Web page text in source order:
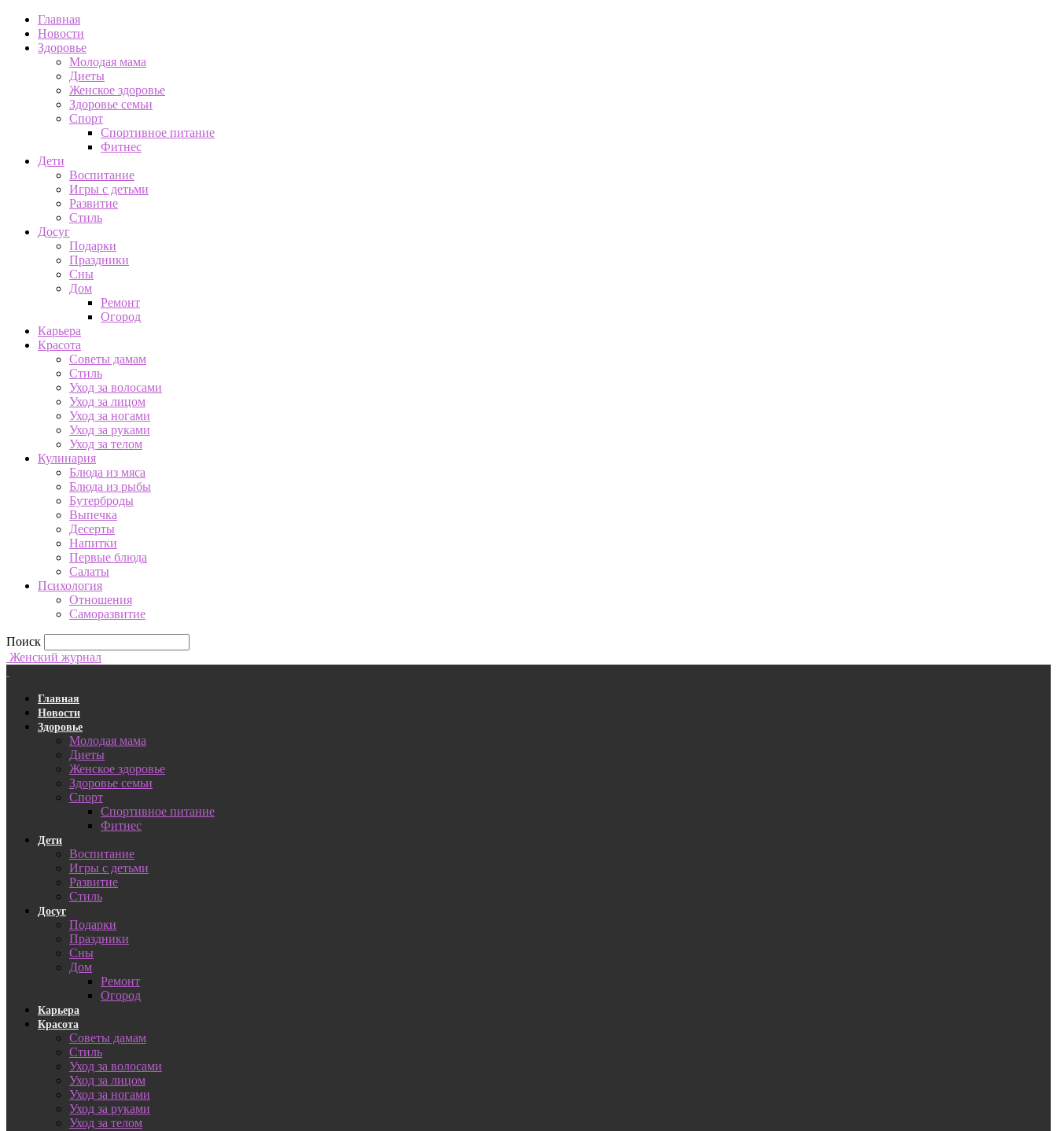
Главная
Новости
Здоровье
Молодая мама
Диеты
Женское здоровье
Здоровье семьи
Спорт
Спортивное питание
Фитнес
Дети
Воспитание
Игры с детьми
Развитие
Стиль
Досуг
Подарки
Праздники
Сны
Дом
Ремонт
Огород
Карьера
Красота
Советы дамам
Стиль
Уход за волосами
Уход за лицом
Уход за ногами
Уход за руками
Уход за телом
Кулинария
Блюда из мяса
Блюда из рыбы
Бутерброды
Выпечка
Десерты
Напитки
Первые блюда
Салаты
Психология
Отношения
Саморазвитие
Поиск
Женский журнал
Главная
Новости
Здоровье
Молодая мама
Диеты
Женское здоровье
Здоровье семьи
Спорт
Спортивное питание
Фитнес
Дети
Воспитание
Игры с детьми
Развитие
Стиль
Досуг
Подарки
Праздники
Сны
Дом
Ремонт
Огород
Карьера
Красота
Советы дамам
Стиль
Уход за волосами
Уход за лицом
Уход за ногами
Уход за руками
Уход за телом